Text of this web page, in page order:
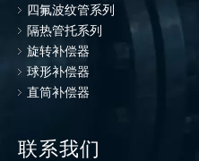
四氟波纹管系列
隔热管托系列
旋转补偿器
球形补偿器
直筒补偿器
联系我们